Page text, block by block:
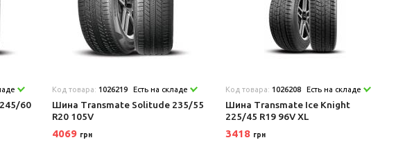
60
Код товара: 1026219 Есть на складе
Шина Transmate Solitude 235/55
R20 105V
4069 грн
Код товара: 1026208 Есть на складе
Шина Transmate Ice Knight
225/45 R19 96V XL
3418 грн